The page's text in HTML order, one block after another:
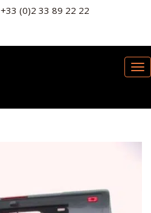
+33 (0)2 33 89 22 22